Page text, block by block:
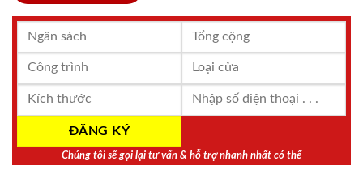
Chúng tôi sẽ gọi lại tư vấn & hỗ trợ nhanh nhất có thể